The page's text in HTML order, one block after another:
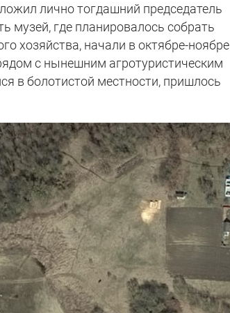
лично тогдашний председатель
музей, где планировалось собрать
хозяйства, начали в октябре-ноябре
с нынешним агротуристическим
в болотистой местности, пришлось